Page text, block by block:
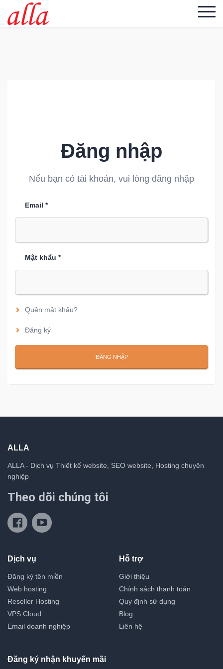
Đăng nhập
Nếu bạn có tài khoản, vui lòng đăng nhập
Email *
Mật khẩu *
Quên mật khẩu?
Đăng ký
ĐĂNG NHẬP
ALLA
ALLA - Dịch vụ Thiết kế website, SEO website, Hosting chuyên
nghiệp
Theo dõi chúng tôi
Dịch vụ
Đăng ký tên miền
Web hosting
Reseller Hosting
VPS Cloud
Email doanh nghiệp
Hỗ trợ
Giới thiệu
Chính sách thanh toán
Quy định sử dụng
Blog
Liên hệ
Đăng ký nhận khuyến mãi